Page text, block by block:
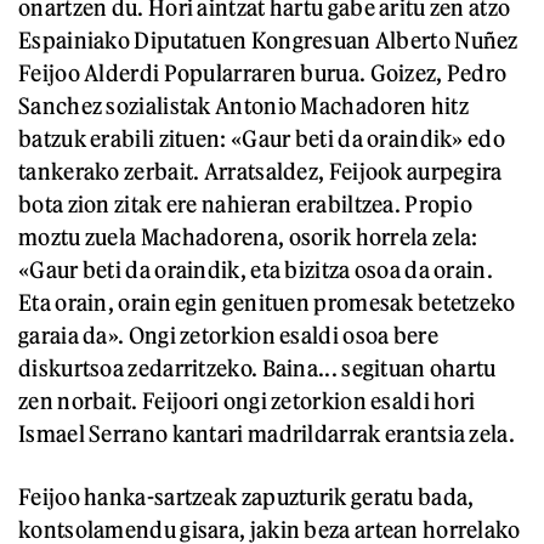
onartzen du. Hori aintzat hartu gabe aritu zen atzo
Espainiako Diputatuen Kongresuan Alberto Nuñez
Feijoo Alderdi Popularraren burua. Goizez, Pedro
Sanchez sozialistak Antonio Machadoren hitz
batzuk erabili zituen: «Gaur beti da oraindik» edo
tankerako zerbait. Arratsaldez, Feijook aurpegira
bota zion zitak ere nahieran erabiltzea. Propio
moztu zuela Machadorena, osorik horrela zela:
«Gaur beti da oraindik, eta bizitza osoa da orain.
Eta orain, orain egin genituen promesak betetzeko
garaia da». Ongi zetorkion esaldi osoa bere
diskurtsoa zedarritzeko. Baina... segituan ohartu
zen norbait. Feijoori ongi zetorkion esaldi hori
Ismael Serrano kantari madrildarrak erantsia zela.
Feijoo hanka-sartzeak zapuzturik geratu bada,
kontsolamendu gisara, jakin beza artean horrelako